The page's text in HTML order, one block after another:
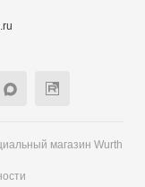
магазин Wurth